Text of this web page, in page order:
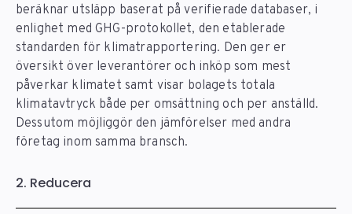
beräknar utsläpp baserat på verifierade databaser, i
enlighet med GHG-protokollet, den etablerade
standarden för klimatrapportering. Den ger er
översikt över leverantörer och inköp som mest
påverkar klimatet samt visar bolagets totala
klimatavtryck både per omsättning och per anställd.
Dessutom möjliggör den jämförelser med andra
företag inom samma bransch.
2. Reducera